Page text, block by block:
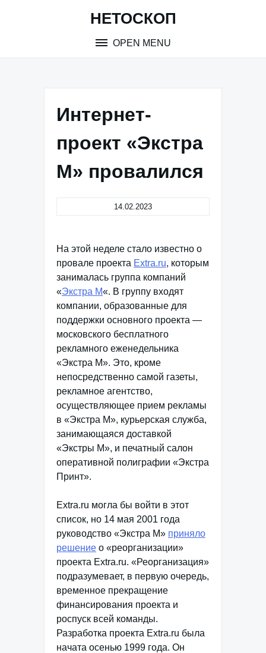
НЕТОСКОП
OPEN MENU
Интернет-
проект «Экстра
М» провалился
14.02.2023
На этой неделе стало известно о
провале проекта Extra.ru, которым
занималась группа компаний
«Экстра М«. В группу входят
компании, образованные для
поддержки основного проекта —
московского бесплатного
рекламного еженедельника
«Экстра М». Это, кроме
непосредственно самой газеты,
рекламное агентство,
осуществляющее прием рекламы
в «Экстра М», курьерская служба,
занимающаяся доставкой
«Экстры М», и печатный салон
оперативной полиграфии «Экстра
Принт».
Extra.ru могла бы войти в этот
список, но 14 мая 2001 года
руководство «Экстра М» приняло
решение о «реорганизации»
проекта Extra.ru. «Реорганизация»
подразумевает, в первую очередь,
временное прекращение
финансирования проекта и
роспуск всей команды.
Разработка проекта Extra.ru была
начата осенью 1999 года. Он